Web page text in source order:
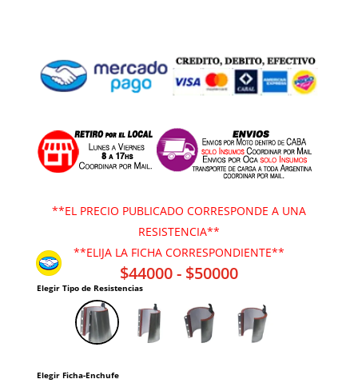
**EL PRECIO PUBLICADO CORRESPONDE A UNA
RESISTENCIA**
**ELIJA LA FICHA CORRESPONDIENTE**
$44000- $50000Rango
precios:
desde
Elegir Tipo de Resistencias
Elegir Ficha-Enchufe